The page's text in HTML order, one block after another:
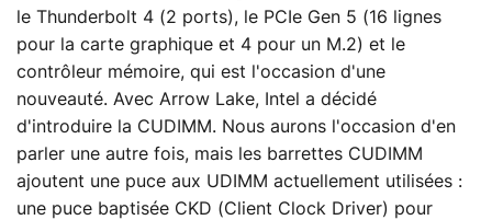
le Thunderbolt 4 (2 ports), le PCIe Gen 5 (16 lignes
pour la carte graphique et 4 pour un M.2) et le
contrôleur mémoire, qui est l'occasion d'une
nouveauté. Avec Arrow Lake, Intel a décidé
d'introduire la CUDIMM. Nous aurons l'occasion d'en
parler une autre fois, mais les barrettes CUDIMM
ajoutent une puce aux UDIMM actuellement utilisées :
une puce baptisée CKD (Client Clock Driver) pour